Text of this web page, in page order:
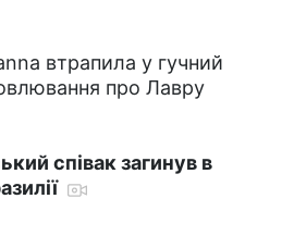
втрапила у гучний
про Лавру
співак загинув в